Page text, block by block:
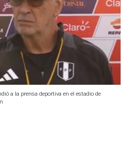
a la prensa deportiva en el estadio de